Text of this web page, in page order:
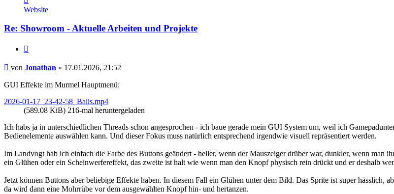
von
Jonathan
Website
Re: Showroom - Aktuelle Arbeiten und Projekte
Beitrag
von Jonathan » 17.01.2026, 21:52
GUI Effekte im Murmel Hauptmenü:
2026-01-17_23-42-58_Balls.mp4
(589.08 KiB) 216-mal heruntergeladen
Ich habs ja in unterschiedlichen Threads schon angesprochen - ich baue gerade mein GUI System um, weil ich
Bedienelemente auswählen kann. Und dieser Fokus muss natürlich entsprechend irgendwie visuell repräsentiert werden.
Im Landvogt hab ich einfach die Farbe des Buttons geändert - heller, wenn der Mauszeiger drüber war, dunkler, wenn man
ein Glühen oder ein Scheinwerfereffekt, das zweite ist halt wie wenn man den Knopf physisch rein drückt und er deshalb
Jetzt können Buttons aber beliebige Effekte haben. In diesem Fall ein Glühen unter dem Bild. Das Sprite ist super hässlich,
da wird dann eine Mohrrübe vor dem ausgewählten Knopf hin- und hertanzen.